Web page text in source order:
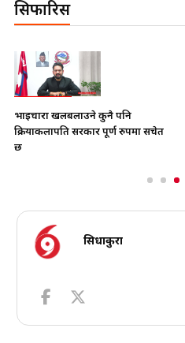
सिफारिस
भाइचारा खलबलाउने कुनै पनि
क्रियाकलापप्रति सरकार पूर्ण रुपमा सचेत
छ
सिधाकुरा